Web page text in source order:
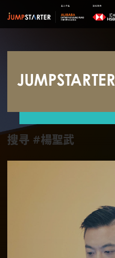
搜寻 #楊聖武